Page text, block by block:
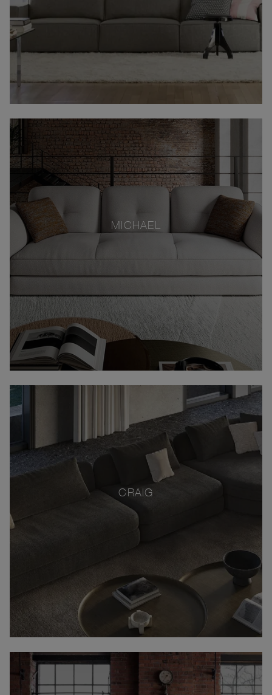
MICHAEL
CRAIG